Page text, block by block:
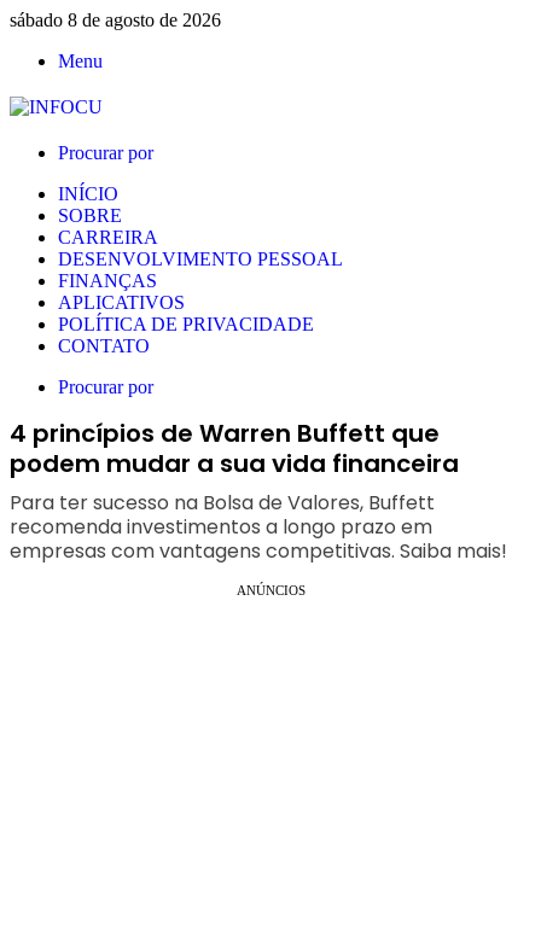
sábado 8 de agosto de 2026
Menu
Procurar por
INÍCIO
SOBRE
CARREIRA
DESENVOLVIMENTO PESSOAL
FINANÇAS
APLICATIVOS
POLÍTICA DE PRIVACIDADE
CONTATO
Procurar por
4 princípios de Warren Buffett que
podem mudar a sua vida financeira
Para ter sucesso na Bolsa de Valores, Buffett
recomenda investimentos a longo prazo em
empresas com vantagens competitivas. Saiba mais!
ANÚNCIOS